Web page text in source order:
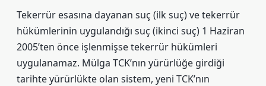
Tekerrür esasına dayanan suç (ilk suç) ve tekerrür
hükümlerinin uygulandığı suç (ikinci suç) 1 Haziran
2005’ten önce işlenmişse tekerrür hükümleri
uygulanamaz. Mülga TCK’nın yürürlüğe girdiği
tarihte yürürlükte olan sistem, yeni TCK’nın